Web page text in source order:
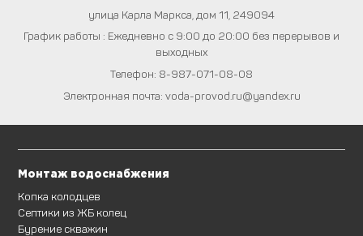
улица Карла Маркса, дом 11 249094
График работы : Ежедневно с 9:00 до 20:00 без перерывов и
выходных
Телефон: 8-987-071-08-08
Электронная почта: voda-provod.ru@yandex.ru
Монтаж водоснабжения
Копка колодцев
Септики из ЖБ колец
Бурение скважин